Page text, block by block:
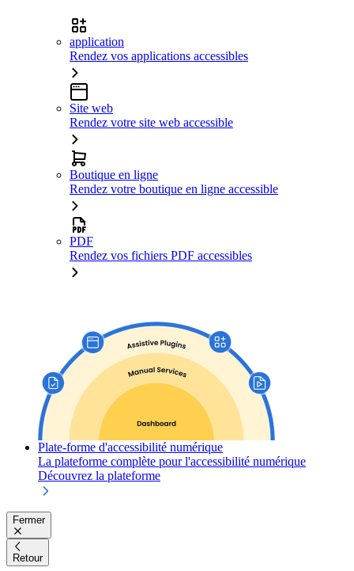
application
Rendez vos applications accessibles
Site web
Rendez votre site web accessible
Boutique en ligne
Rendez votre boutique en ligne accessible
PDF
Rendez vos fichiers PDF accessibles
Plate-forme d'accessibilité numérique
La plateforme complète pour l'accessibilité numérique
Découvrez la plateforme
Fermer
Retour